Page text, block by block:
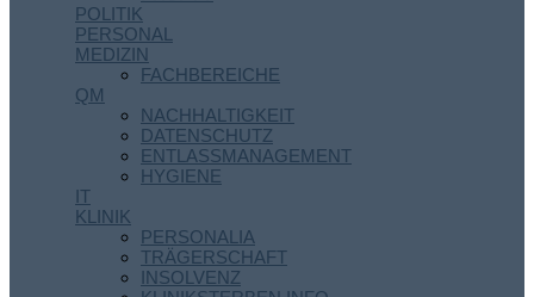
POLITIK
PERSONAL
MEDIZIN
FACHBEREICHE
QM
NACHHALTIGKEIT
DATENSCHUTZ
ENTLASSMANAGEMENT
HYGIENE
IT
KLINIK
PERSONALIA
TRÄGERSCHAFT
INSOLVENZ